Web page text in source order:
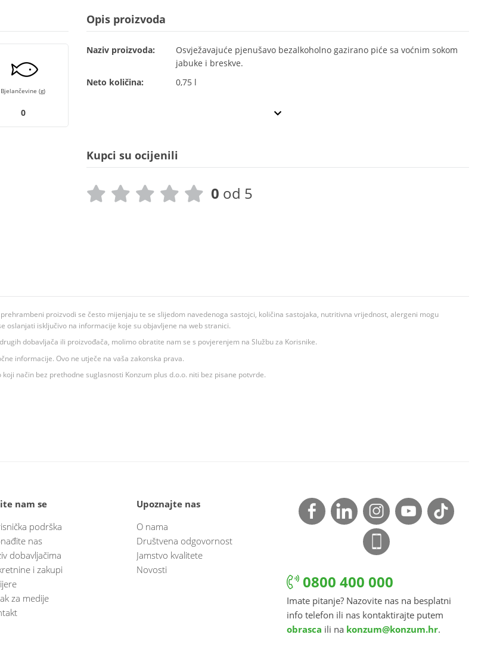
Bjelančevine (g)
0
Opis proizvoda
Naziv proizvoda:
Osvježavajuće pjenušavo bezalkoholno gazirano piće sa voćnim sokom
jabuke i breskve.
Neto količina:
0,75 l
Kupci su ocijenili
0 od 5
proizvodi se često mijenjaju te se slijedom navedenoga sastojci, količina sastojaka, nutritivna vrijednost, alergeni mogu
isključivo na informacije koje su objavljene na web stranici.
dobavljača ili proizvođača, molimo obratite nam se s povjerenjem na Službu za Korisnike.
informacije. Ovo ne utječe na vaša zakonska prava.
način bez prethodne suglasnosti Konzum plus d.o.o. niti bez pisane potvrde.
nam se
podrška
nas
dobavljačima
i zakupi
za medije
Upoznajte nas
O nama
Društvena odgovornost
Jamstvo kvalitete
Novosti
0800 400 000
Imate pitanje? Nazovite nas na besplatni
info telefon ili nas kontaktirajte putem
obrasca ili na konzum@konzum.hr.